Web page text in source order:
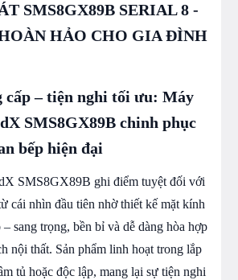
SMS8GX89B SERIAL 8 -
HẢO CHO GIA ĐÌNH
cấp – tiện nghi tối ưu: Máy
SMS8GX89B chinh phục
bếp hiện đại
SMS8GX89B ghi điểm tuyệt đối với
cái nhìn đầu tiên nhờ thiết kế mặt kính
sang trọng, bền bỉ và dễ dàng hòa hợp
nội thất. Sản phẩm linh hoạt trong lắp
tủ hoặc độc lập, mang lại sự tiện nghi